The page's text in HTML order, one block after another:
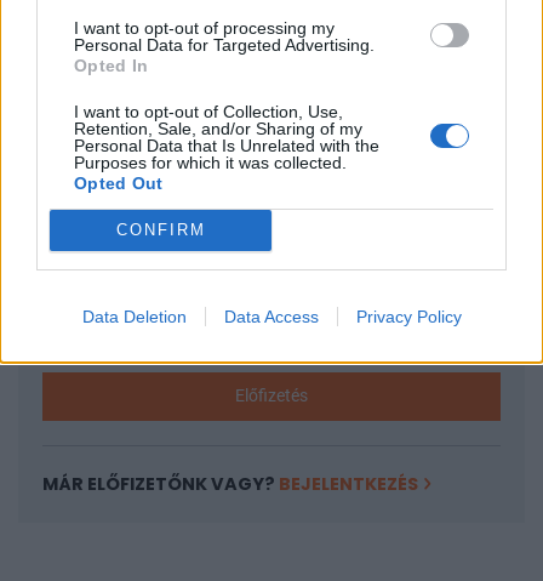
I want to opt-out of processing my
Personal Data for Targeted Advertising.
Opted In
I want to opt-out of Collection, Use,
Retention, Sale, and/or Sharing of my
Personal Data that Is Unrelated with the
Purposes for which it was collected.
Opted Out
CONFIRM
Data Deletion Data Access Privacy Policy
A keresett cikk a portfolio.hu hírarchívumához
tartozik, melynek olvasása előfizetéses
regisztrációhoz kötött.
Az előfizetés a következőket tartalmazza:
Portfolio.hu teljes cikkarchívum
Kötéslisták: BÉT elmúlt 2 év napon belüli
Előfizetés
MÁR ELŐFIZETŐNK VAGY? BEJELENTKEZÉS